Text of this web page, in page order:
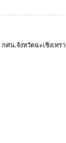
ศน.จังหวัดฉะเชิงเทรา